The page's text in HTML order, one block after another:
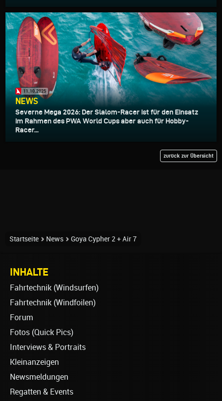
11.10.2025
NEWS
Severne Mega 2026: Der Slalom-Racer ist für den Einsatz
im Rahmen des PWA World Cups aber auch für Hobby-
Racer...
zurück zur Übersicht
Startseite News Goya Cypher 2 + Air 7
INHALTE
Fahrtechnik (Windsurfen)
Fahrtechnik (Windfoilen)
Forum
Fotos (Quick Pics)
Interviews & Portraits
Kleinanzeigen
Newsmeldungen
Regatten & Events